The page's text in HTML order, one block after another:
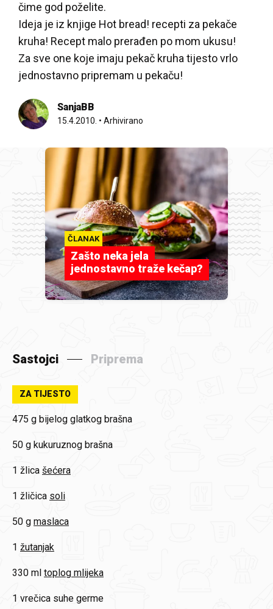
čime god poželite.
Ideja je iz knjige Hot bread! recepti za pekače
kruha! Recept malo prerađen po mom ukusu!
Za sve one koje imaju pekač kruha tijesto vrlo
jednostavno pripremam u pekaču!
SanjaBB
15.4.2010. • Arhivirano
ČLANAK
Zašto neka jela
jednostavno traže kečap?
Sastojci Priprema
ZA TIJESTO
475 g bijelog glatkog brašna
50 g kukuruznog brašna
1 žlica šećera
1 žličica soli
50 g maslaca
1 žutanjak
330 ml toplog mlijeka
1 vrečica suhe germe